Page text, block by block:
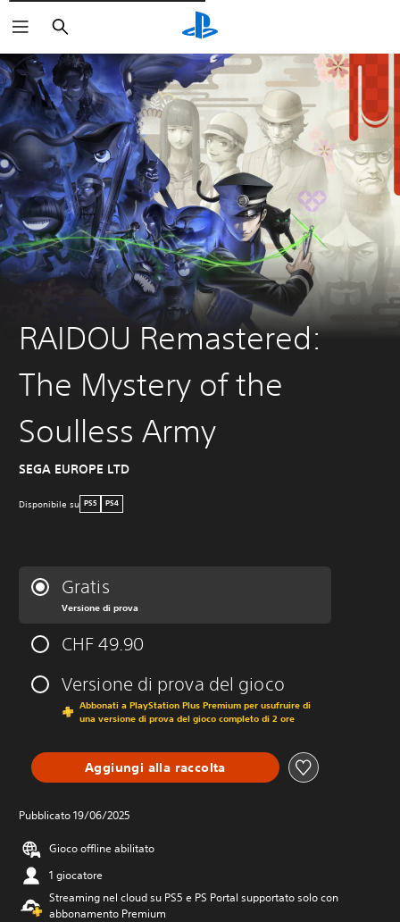
Cerca
RAIDOU Remastered:
The Mystery of the
Soulless Army
SEGA EUROPE LTD
Disponibile su PS5 PS4
Gratis
Versione di prova
CHF 49.90
Versione di prova del gioco
Abbonati a PlayStation Plus Premium per usufruire di
una versione di prova del gioco completo di 2 ore
Aggiungi alla raccolta
Pubblicato 19/06/2025
Gioco offline abilitato
1 giocatore
Streaming nel cloud su PS5 e PS Portal supportato solo con
abbonamento Premium